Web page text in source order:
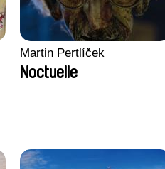
Martin Pertlíček
Noctuelle